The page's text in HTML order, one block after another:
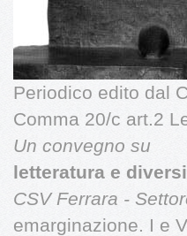
Periodico edito dal
Comma 20/c art.2
Un convegno su
letteratura e
CSV Ferrara -
emarginazione. I e